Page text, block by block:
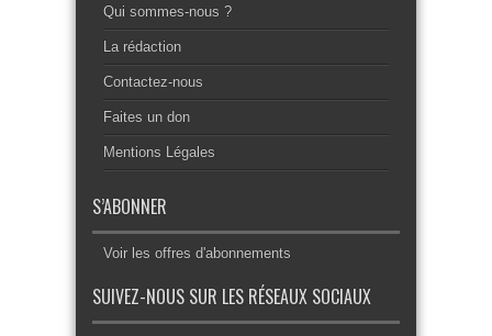
Qui sommes-nous ?
La rédaction
Contactez-nous
Faites un don
Mentions Légales
S’ABONNER
Voir les offres d'abonnements
SUIVEZ-NOUS SUR LES RÉSEAUX SOCIAUX